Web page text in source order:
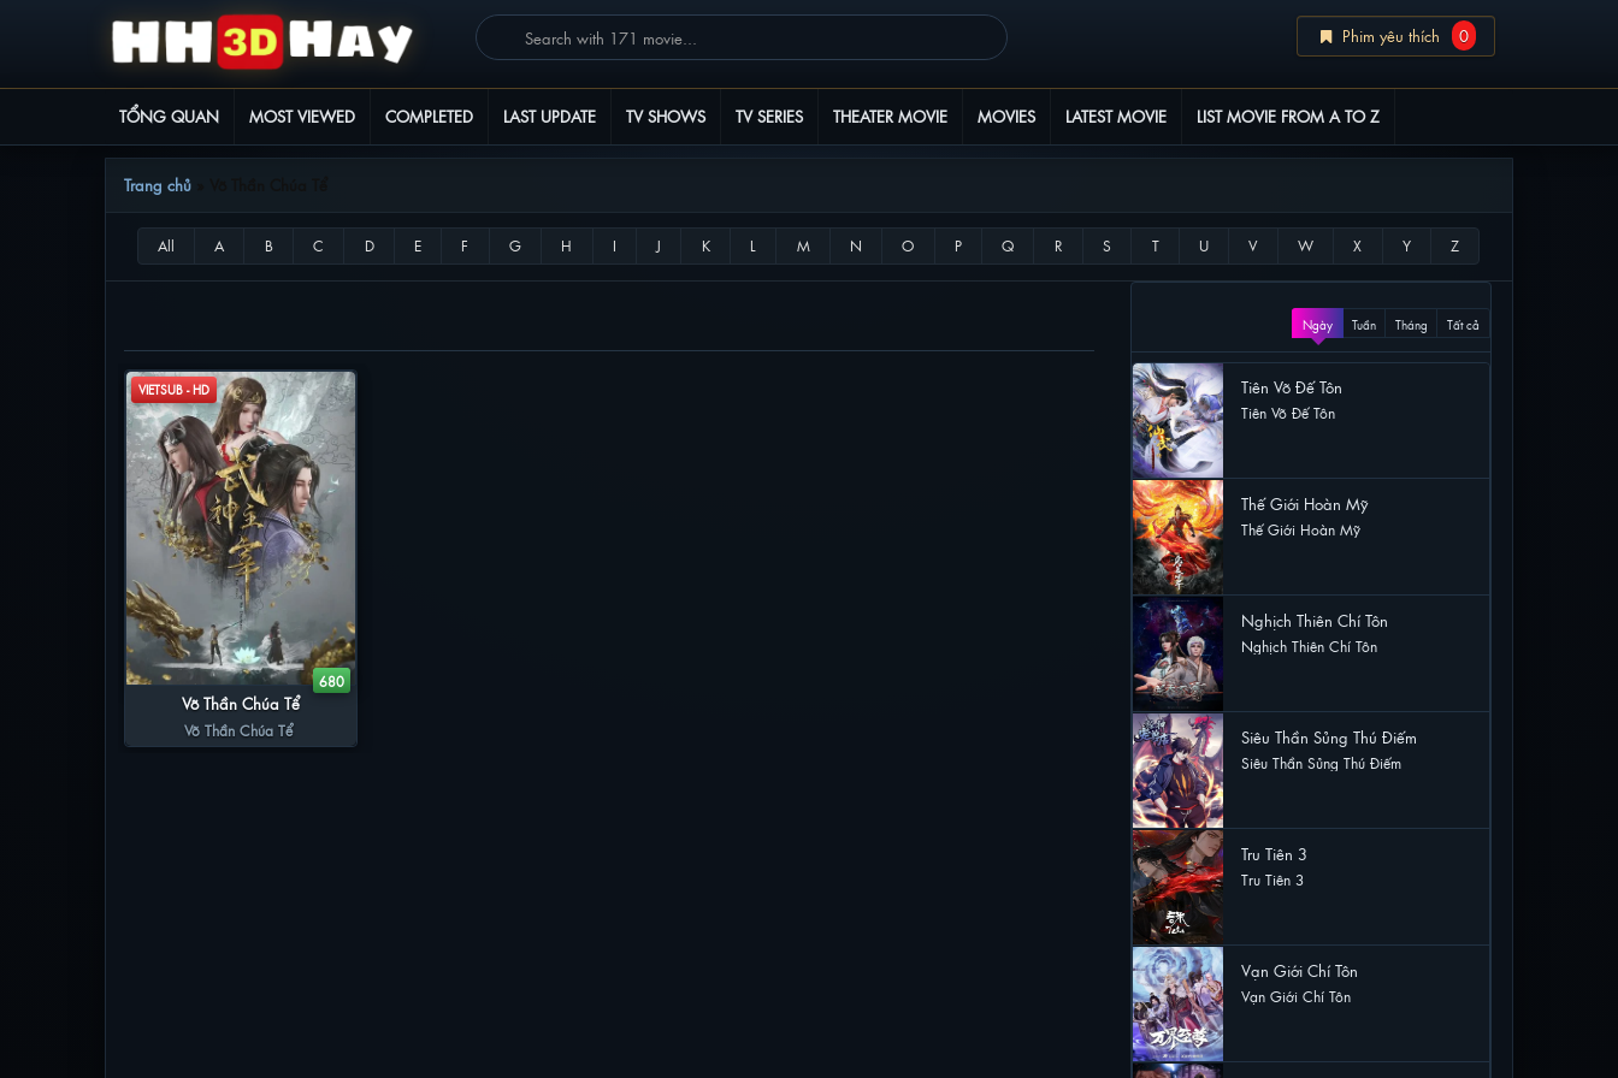
Phim yêu thích 0
TỔNG QUAN MOST VIEWED COMPLETED LAST UPDATE TV SHOWS TV SERIES THEATER MOVIE MOVIES LATEST MOVIE LIST MOVIE FROM A TO Z
Trang chủ
VIETSUB - HD
680
Võ Thần Chúa Tể
Võ Thần Chúa Tể
Ngày Tuần Tháng Tất cả
Tiên Võ Đế Tôn
Tiên Võ Đế Tôn
Thế Giới Hoàn Mỹ
Thế Giới Hoàn Mỹ
Nghịch Thiên Chí Tôn
Nghịch Thiên Chí Tôn
Siêu Thần Sủng Thú Điếm
Siêu Thần Sủng Thú Điếm
Tru Tiên 3
Tru Tiên 3
Vạn Giới Chí Tôn
Vạn Giới Chí Tôn